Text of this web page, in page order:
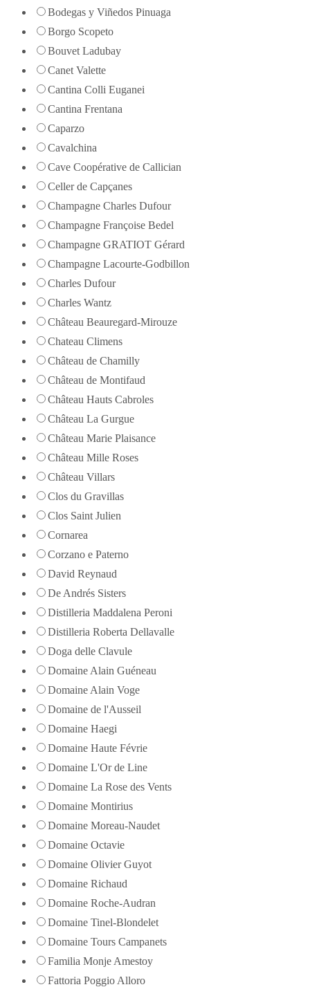
Bodegas y Viñedos Pinuaga
Borgo Scopeto
Bouvet Ladubay
Canet Valette
Cantina Colli Euganei
Cantina Frentana
Caparzo
Cavalchina
Cave Coopérative de Callician
Celler de Capçanes
Champagne Charles Dufour
Champagne Françoise Bedel
Champagne GRATIOT Gérard
Champagne Lacourte-Godbillon
Charles Dufour
Charles Wantz
Château Beauregard-Mirouze
Chateau Climens
Château de Chamilly
Château de Montifaud
Château Hauts Cabroles
Château La Gurgue
Château Marie Plaisance
Château Mille Roses
Château Villars
Clos du Gravillas
Clos Saint Julien
Cornarea
Corzano e Paterno
David Reynaud
De Andrés Sisters
Distilleria Maddalena Peroni
Distilleria Roberta Dellavalle
Doga delle Clavule
Domaine Alain Guéneau
Domaine Alain Voge
Domaine de l'Ausseil
Domaine Haegi
Domaine Haute Févrie
Domaine L'Or de Line
Domaine La Rose des Vents
Domaine Montirius
Domaine Moreau-Naudet
Domaine Octavie
Domaine Olivier Guyot
Domaine Richaud
Domaine Roche-Audran
Domaine Tinel-Blondelet
Domaine Tours Campanets
Familia Monje Amestoy
Fattoria Poggio Alloro